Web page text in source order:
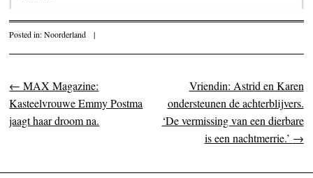
Posted in:Noorderland |
Post navigation
← MAX Magazine:
Kasteelvrouwe Emmy Postma
jaagt haar droom na.
Vriendin: Astrid en Karen
ondersteunen de achterblijvers.
‘De vermissing van een dierbare
is een nachtmerrie.’ →